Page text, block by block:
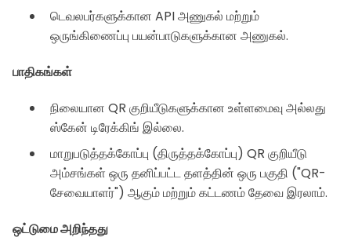
டெவலபர்களுக்கான API அணுகல் மற்றும்
ஒருங்கிணைப்பு பயன்பாடுகளுக்கான அணுகல்.
பாதிகங்கள்
நிலையான QR குறியீடுகளுக்கான உள்ளமைவு அல்லது
ஸ்கேன் டிரேக்கிங் இல்லை.
மாறுபடுத்தக்கோப்பு (திருத்தக்கோப்பு) QR குறியீடு
அம்சங்கள் ஒரு தனிப்பட்ட தளத்தின் ஒரு பகுதி ("QR-
சேவையாளர்") ஆகும் மற்றும் கட்டணம் தேவை இரலாம்.
ஒட்டுமை அறிந்தது